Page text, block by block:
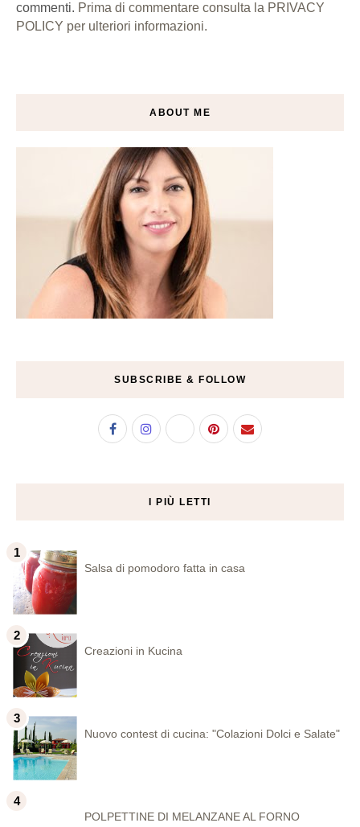
commenti. Prima di commentare consulta la PRIVACY
POLICY per ulteriori informazioni.
ABOUT ME
SUBSCRIBE & FOLLOW
I PIÙ LETTI
Salsa di pomodoro fatta in casa
Creazioni in Kucina
Nuovo contest di cucina: "Colazioni Dolci e Salate"
POLPETTINE DI MELANZANE AL FORNO